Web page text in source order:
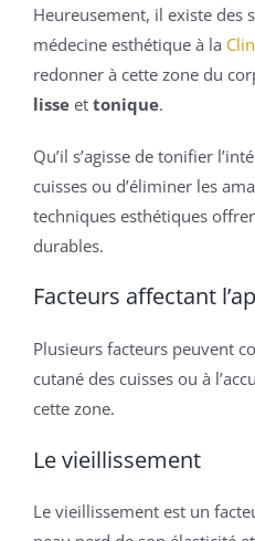
Heureusement, il existe des
médecine esthétique à la
redonner à cette zone du
lisse et tonique.
Qu’il s’agisse de tonifier
cuisses ou d’éliminer les
techniques esthétiques
durables.
Facteurs affectant
Plusieurs facteurs peuvent
cutané des cuisses ou à
cette zone.
Le vieillissement
Le vieillissement est un